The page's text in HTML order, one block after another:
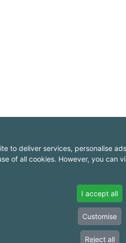
to deliver services, personalise
of all cookies. However, you can
I accept all
Customise
Reject all